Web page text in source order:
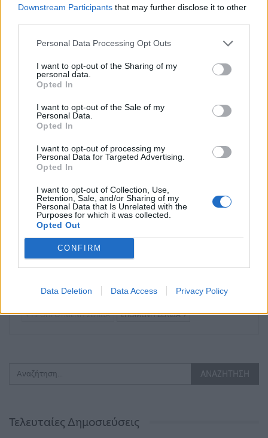
Downstream Participants that may further disclose it to other
Personal Data Processing Opt Outs
I want to opt-out of the Sharing of my
personal data.
Opted In
I want to opt-out of the Sale of my
Personal Data.
Opted In
I want to opt-out of processing my
Personal Data for Targeted Advertising.
Opted In
I want to opt-out of Collection, Use,
Retention, Sale, and/or Sharing of my
Personal Data that Is Unrelated with the
Purposes for which it was collected.
Opted Out
CONFIRM
Data Deletion Data Access Privacy Policy
Αντιγόνη
Ντρισμπιώτη:
μετάλλιο στα 35 χλμ
βάδην στο
Παγκόσμιο…
Μηδενική ανοχή στην
Ανοιχτό το
ΠΟΛΙΤΙΚΉ
Κυριάκος
Μητσοτάκης: «Κάθε
μην…
ΑΘΛΗΤΙΚΆ
Ο κύκλος αίματος που
ΠΡΟΗΓΟΎΜΕΝΗ ΣΕΛΊΔΑ ΕΠΌΜΕΝΗ ΣΕΛΊΔΑ
Τελευταίες Δημοσιεύσεις